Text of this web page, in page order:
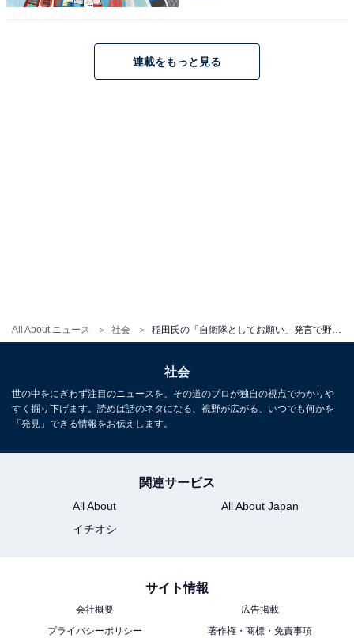
All About ニュース 社会
「事務次官」というシステム
臨時国会はどういう時に召集できる？
「例えば災害対策など緊急を要する事態への対応や、そ
のための法律や予算案の審議をする必要が生じた場合に
開かれるのも臨時国会です」（松井氏）
期満了」による総選挙や参議院議員選挙の後にも臨時国
会を召集しなければならないことになっているのだとい
相次ぐ閣僚の失言…どうして続くのか？
連載をもっと見る
社会
世の中をにぎわず注目のニュースを、その道のプロが独自の視点でわかりや
すく掘り下げます。読めば話のネタになる、視野が広がる、いつでも何かを
「発見」できる情報をお伝えします。
関連サービス
All About
All About Japan
イチオシ
サイト情報
会社概要
広告掲載
プライバシーポリシー
著作権・商標・免責事項